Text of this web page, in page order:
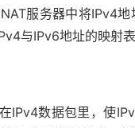
服务器中将IPv4
与IPv6地址的映射表
IPv4数据包里，使